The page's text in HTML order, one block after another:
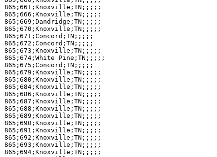
865;661;Knoxville;TN;;;;;
865;666;Knoxville;TN;;;;;
865;669;Dandridge;TN;;;;;
865;670;Knoxville;TN;;;;;
865;671;Concord;TN;;;;;
865;672;Concord;TN;;;;;
865;673;Knoxville;TN;;;;;
865;674;White Pine;TN;;;;;
865;675;Concord;TN;;;;;
865;679;Knoxville;TN;;;;;
865;680;Knoxville;TN;;;;;
865;684;Knoxville;TN;;;;;
865;686;Knoxville;TN;;;;;
865;687;Knoxville;TN;;;;;
865;688;Knoxville;TN;;;;;
865;689;Knoxville;TN;;;;;
865;690;Knoxville;TN;;;;;
865;691;Knoxville;TN;;;;;
865;692;Knoxville;TN;;;;;
865;693;Knoxville;TN;;;;;
865;694;Knoxville;TN;;;;;